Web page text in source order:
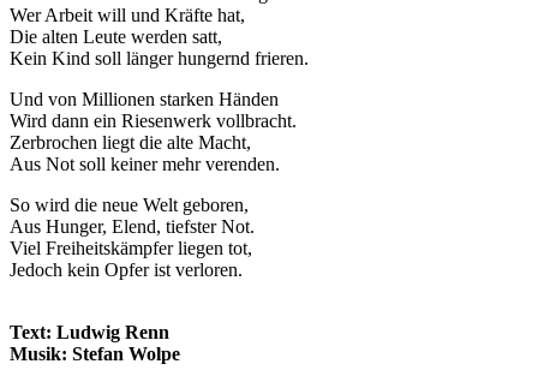
Wer Arbeit will und Kräfte hat,
Die alten Leute werden satt,
Kein Kind soll länger hungernd frieren.
Und von Millionen starken Händen
Wird dann ein Riesenwerk vollbracht.
Zerbrochen liegt die alte Macht,
Aus Not soll keiner mehr verenden.
So wird die neue Welt geboren,
Aus Hunger, Elend, tiefster Not.
Viel Freiheitskämpfer liegen tot,
Jedoch kein Opfer ist verloren.
Text: Ludwig Renn
Musik: Stefan Wolpe